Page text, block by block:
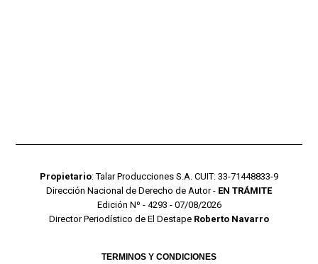
Propietario: Talar Producciones S.A. CUIT: 33-71448833-9
Dirección Nacional de Derecho de Autor - EN TRÁMITE
Edición Nº - 4293 - 07/08/2026
Director Periodístico de El Destape Roberto Navarro
TERMINOS Y CONDICIONES